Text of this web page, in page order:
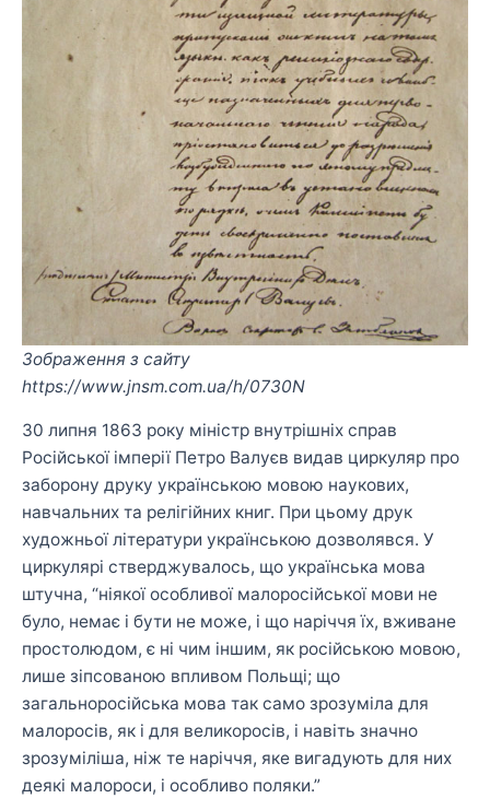
Зображення з сайту
https://www.jnsm.com.ua/h/0730N
30 липня 1863 року міністр внутрішніх справ
Російської імперії Петро Валуєв видав циркуляр про
заборону друку українською мовою наукових,
навчальних та релігійних книг. При цьому друк
художньої літератури українською дозволявся. У
циркулярі стверджувалось, що українська мова
штучна, “ніякої особливої малоросійської мови не
було, немає і бути не може, і що наріччя їх, вживане
простолюдом, є ні чим іншим, як російською мовою,
лише зіпсованою впливом Польщі; що
загальноросійська мова так само зрозуміла для
малоросів, як і для великоросів, і навіть значно
зрозуміліша, ніж те наріччя, яке вигадують для них
деякі малороси, і особливо поляки.”